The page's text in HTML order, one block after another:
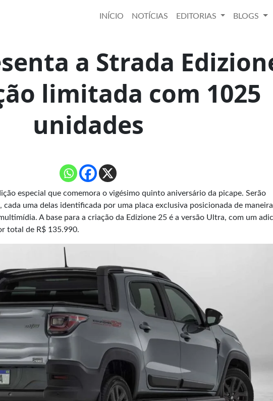
INÍCIO NOTÍCIAS EDITORIAS BLOGS
a Strada
limitada com 1025
unidades
especial que comemora o vigésimo quinto aniversário da picape. Serão
cada uma delas identificada por uma placa exclusiva posicionada de maneira
A base para a criação da Edizione 25 é a versão Ultra, com um
total de R$ 135.990.